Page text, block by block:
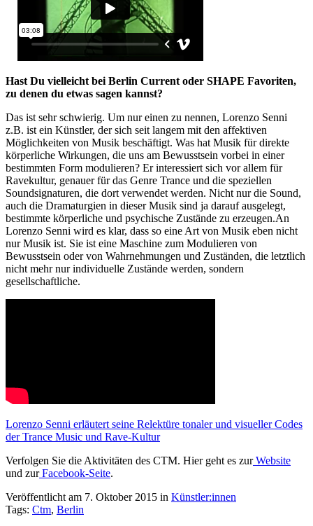
Hast Du vielleicht bei Berlin Current oder SHAPE Favoriten,
zu denen du etwas sagen kannst?
Das ist sehr schwierig. Um nur einen zu nennen, Lorenzo Senni
z.B. ist ein Künstler, der sich seit langem mit den affektiven
Möglichkeiten von Musik beschäftigt. Was hat Musik für direkte
körperliche Wirkungen, die uns am Bewusstsein vorbei in einer
bestimmten Form modulieren? Er interessiert sich vor allem für
Ravekultur, genauer für das Genre Trance und die speziellen
Soundsignaturen, die dort verwendet werden. Nicht nur die Sound,
auch die Dramaturgien in dieser Musik sind ja darauf ausgelegt,
bestimmte körperliche und psychische Zustände zu erzeugen.An
Lorenzo Senni wird es klar, dass so eine Art von Musik eben nicht
nur Musik ist. Sie ist eine Maschine zum Modulieren von
Bewusstsein oder von Wahrnehmungen und Zuständen, die letztlich
nicht mehr nur individuelle Zustände werden, sondern
gesellschaftliche.
Lorenzo Senni erläutert seine Relektüre tonaler und visueller Codes
der Trance Music und Rave-Kultur
Verfolgen Sie die Aktivitäten des CTM. Hier geht es zurWebsite
und zurFacebook-Seite.
Veröffentlicht am 7. Oktober 2015 in Künstler:innen
Tags: Ctm, Berlin